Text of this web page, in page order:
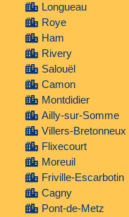
Longueau
Roye
Ham
Rivery
Salouël
Camon
Montdidier
Ailly-sur-Somme
Villers-Bretonneux
Flixecourt
Moreuil
Friville-Escarbotin
Cagny
Pont-de-Metz